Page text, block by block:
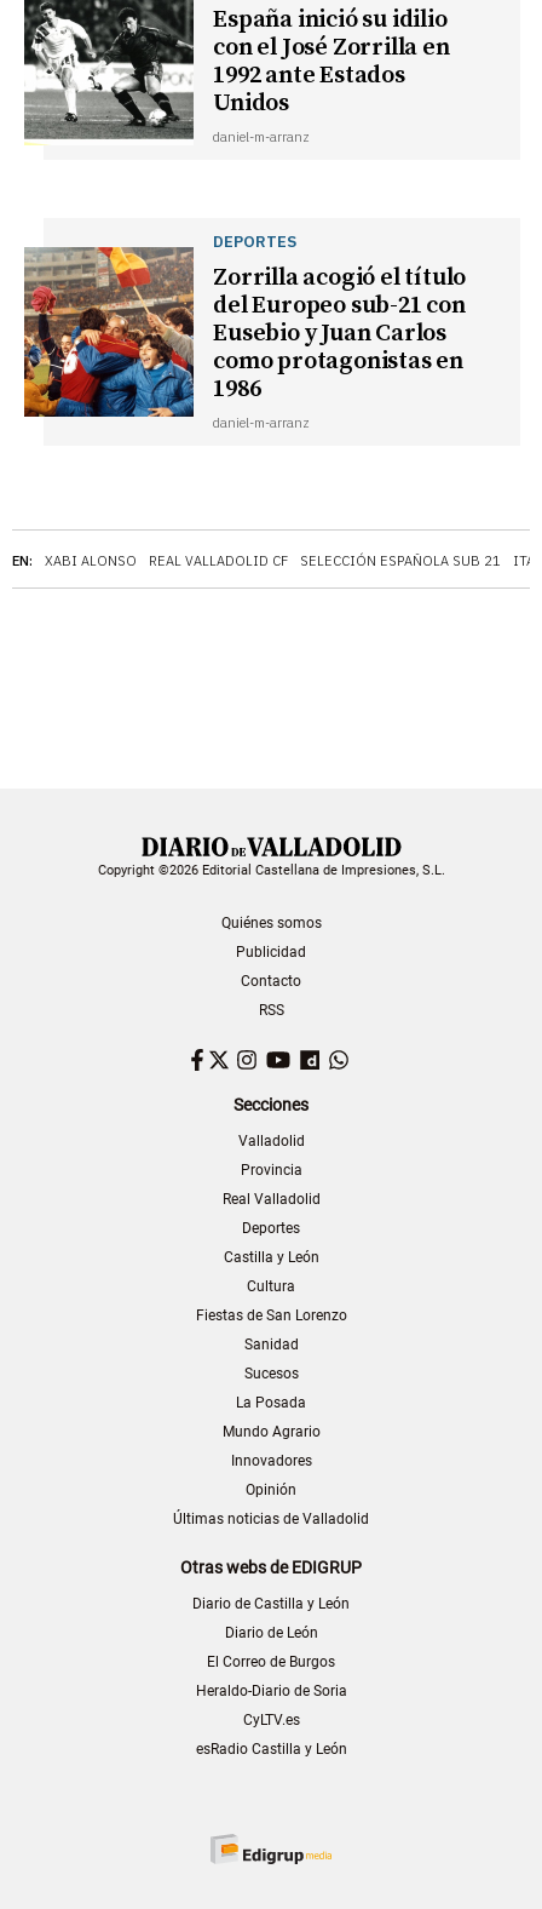
EN: XABI ALONSO REAL VALLADOLID CF SELECCIÓN ESPAÑOLA SUB 21
España inició su idilio
con el José Zorrilla en
1992 ante Estados
Unidos
daniel-m-arranz
DEPORTES
Zorrilla acogió el título
del Europeo sub-21 con
Eusebio y Juan Carlos
como protagonistas en
1986
daniel-m-arranz
Copyright ©2026 Editorial Castellana de Impresiones, S.L.
Quiénes somos
Publicidad
Contacto
RSS
Facebook
TwitterInstagram
YouTubeDailymotion
Secciones
Valladolid
Provincia
Real Valladolid
Deportes
Castilla y León
Cultura
Fiestas de San Lorenzo
Sanidad
Sucesos
La Posada
Mundo Agrario
Innovadores
Opinión
Últimas noticias de Valladolid
Otras webs de EDIGRUP
Diario de Castilla y León
Diario de León
El Correo de Burgos
Heraldo-Diario de Soria
CyLTV.es
esRadio Castilla y León